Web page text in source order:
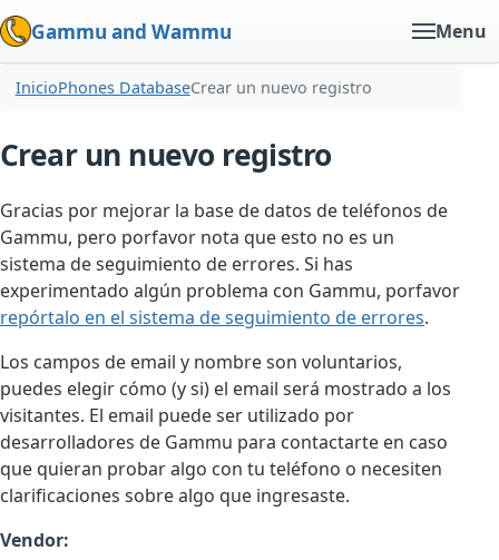
Gammu and Wammu Menu
InicioPhones DatabaseCrear un nuevo registro
Crear un nuevo registro
Gracias por mejorar la base de datos de teléfonos de
Gammu, pero porfavor nota que esto no es un
sistema de seguimiento de errores. Si has
experimentado algún problema con Gammu, porfavor
repórtalo en el sistema de seguimiento de errores.
Los campos de email y nombre son voluntarios,
puedes elegir cómo (y si) el email será mostrado a los
visitantes. El email puede ser utilizado por
desarrolladores de Gammu para contactarte en caso
que quieran probar algo con tu teléfono o necesiten
clarificaciones sobre algo que ingresaste.
Vendor: